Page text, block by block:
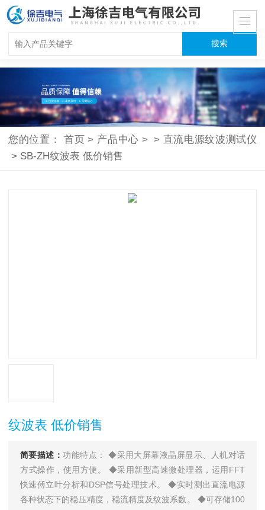
您的位置：首页 > 产品中心 > > 直流电源纹波测试仪
> SB-ZH纹波表 低价销售
纹波表 低价销售
简要描述：功能特点： ◆采用大屏幕液晶屏显示、人机对话
方式操作，使用方便。 ◆采用新型高速微处理器，运用FFT
快速傅立叶分析和DSP信号处理技术。 ◆实时测出直流电源
各种状态下的稳压精度，稳流精度及纹波系数。 ◆可存储100